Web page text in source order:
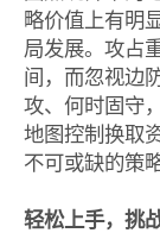
略价值上有明
局发展。攻占
间，而忽视边
攻、何时固守
地图控制换取
不可或缺的策
轻松上手，挑